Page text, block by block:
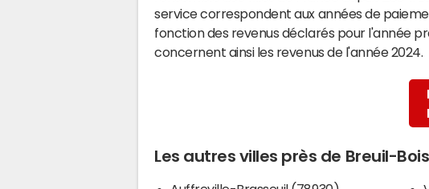
service correspondent aux années de
fonction des revenus déclarés pour l'année
concernent ainsi les revenus de l'année 2024.
Les autres villes près de Breuil-